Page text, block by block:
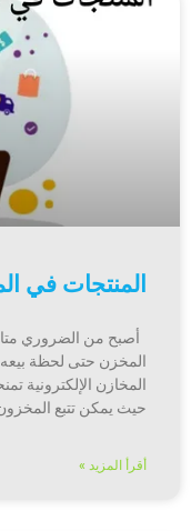
المنتجات في
أصبح من الضروري
المخزن حتى لحظة
المخازن الإلكترونية
حيث يمكن تتبع
أقرأ المزيد »